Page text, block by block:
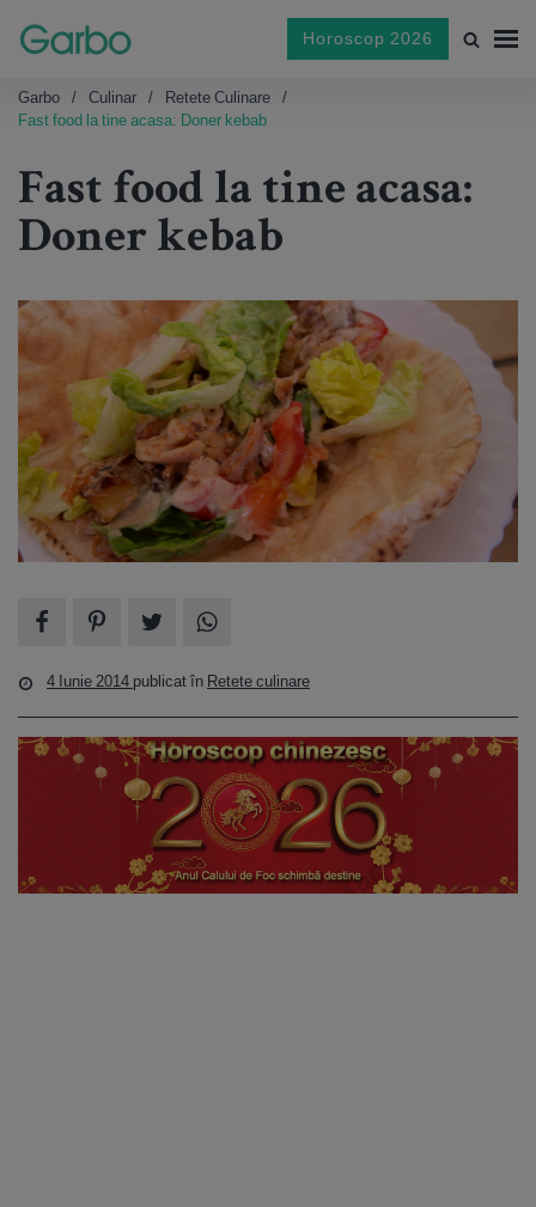
Horoscop 2026
Garbo Culinar
Retete Culinare
Fast food la tine acasa: Doner kebab
Fast food la tine acasa:
Doner kebab
4 Iunie 2014 publicat în Retete culinare